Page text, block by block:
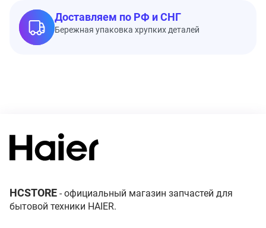
Доставляем по РФ и СНГ
Бережная упаковка хрупких деталей
HCSTORE - официальный магазин запчастей для
бытовой техники HAIER.